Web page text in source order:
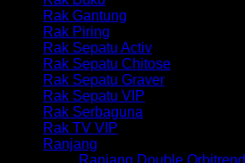
Rak Gantung
Rak Piring
Rak Sepatu Activ
Rak Sepatu Chitose
Rak Sepatu Graver
Rak Sepatu VIP
Rak Serbaguna
Rak TV VIP
Ranjang
Ranjang Double Orbitrend